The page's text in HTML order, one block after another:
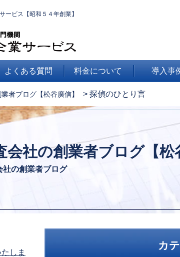
ービス【昭和５４年創業】
よくある質問 料金について 導入事
者ブログ【松谷廣信】 > 探偵のひとり言
会社の創業者ブログ【松
社の創業者ブログ
カ
しま